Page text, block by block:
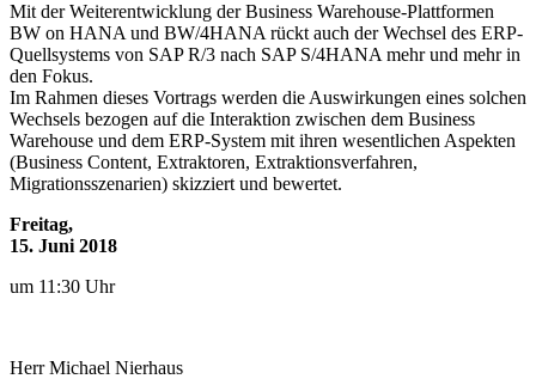
Mit der Weiterentwicklung der Business Warehouse-Plattformen
BW on HANA und BW/4HANA rückt auch der Wechsel des ERP-
Quellsystems von SAP R/3 nach SAP S/4HANA mehr und mehr in
den Fokus.
Im Rahmen dieses Vortrags werden die Auswirkungen eines solchen
Wechsels bezogen auf die Interaktion zwischen dem Business
Warehouse und dem ERP-System mit ihren wesentlichen Aspekten
(Business Content, Extraktoren, Extraktionsverfahren,
Migrationsszenarien) skizziert und bewertet.
Freitag,
15. Juni 2018
um 11:30 Uhr
HerrMichael Nierhaus